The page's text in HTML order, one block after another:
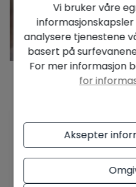
FANTASTISK UTSIKT
LEILIGHETER - I ET
DEL PI.
Denne eiendommen
Vi bruker våre
analysere tjenestene
basert på
For mer informasjon
for
Aksepter